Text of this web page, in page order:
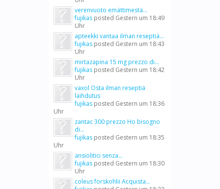
verenvuoto emättimestä...
fujikas posted Gestern um 18:49
Uhr
apteekki vantaa ilman reseptiä...
fujikas posted Gestern um 18:43
Uhr
mirtazapina 15 mg prezzo di...
fujikas posted Gestern um 18:42
Uhr
vaxol Osta ilman reseptiä
laihdutus
fujikas posted Gestern um 18:36
Uhr
zantac 300 prezzo Ho bisogno
di...
fujikas posted Gestern um 18:35
Uhr
ansiolitici senza...
fujikas posted Gestern um 18:30
Uhr
coleus forskohlii Acquista...